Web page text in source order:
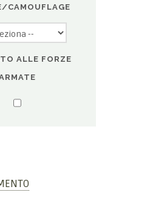
CAMOUFLAGE
ALLE FORZE